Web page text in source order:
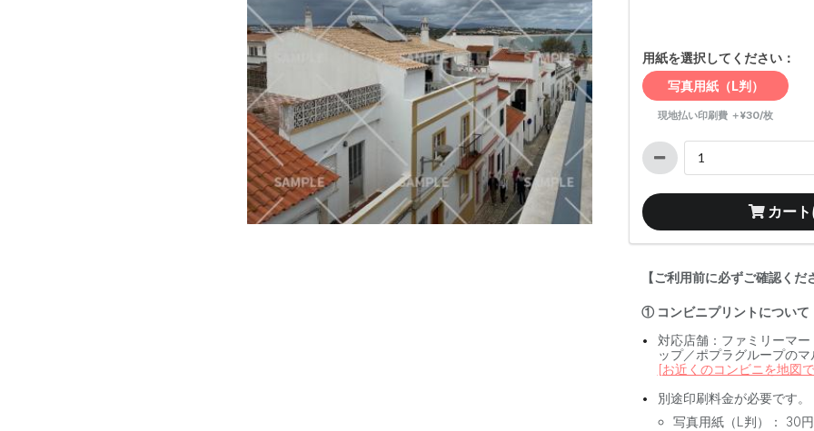
用紙を選択してください：
写真用紙（L判）
現地払い印刷費 ＋¥30/枚
カー
【ご利用前に必ずご確認くだ
① コンビニプリントについて
対応店舗：ファミリーマ
ップ／ポプラグループの
[お近くのコンビニを地図
別途印刷料金が必要です。
写真用紙（L判）： 30